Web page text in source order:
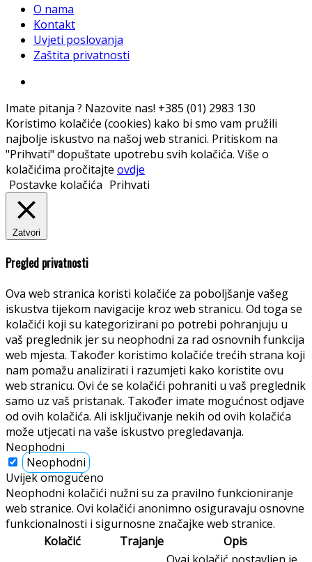
O nama
Kontakt
Uvjeti poslovanja
Zaštita privatnosti
Imate pitanja ? Nazovite nas! +385 (01) 2983 130
Koristimo kolačiće (cookies) kako bi smo vam pružili
najbolje iskustvo na našoj web stranici. Pritiskom na
"Prihvati" dopuštate upotrebu svih kolačića. Više o
kolačićima pročitajte ovdje
Postavke kolačića Prihvati
Zatvori
Pregled privatnosti
Ova web stranica koristi kolačiće za poboljšanje vašeg
iskustva tijekom navigacije kroz web stranicu. Od toga se
kolačići koji su kategorizirani po potrebi pohranjuju u
vaš preglednik jer su neophodni za rad osnovnih funkcija
web mjesta. Također koristimo kolačiće trećih strana koji
nam pomažu analizirati i razumjeti kako koristite ovu
web stranicu. Ovi će se kolačići pohraniti u vaš preglednik
samo uz vaš pristanak. Također imate mogućnost odjave
od ovih kolačića. Ali isključivanje nekih od ovih kolačića
može utjecati na vaše iskustvo pregledavanja.
Neophodni
Neophodni
Uvijek omogućeno
Neophodni kolačići nužni su za pravilno funkcioniranje
web stranice. Ovi kolačići anonimno osiguravaju osnovne
funkcionalnosti i sigurnosne značajke web stranice.
Kolačić
Trajanje
Opis